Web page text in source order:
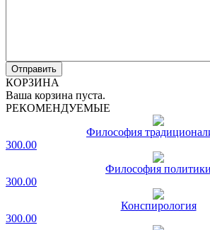
КОРЗИНА
Ваша корзина пуста.
РЕКОМЕНДУЕМЫЕ
Философия
300.00
Философия политики
300.00
Конспирология
300.00